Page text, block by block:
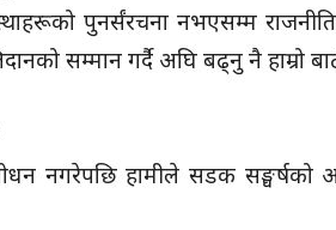
पुनर्संरचना नभएसम्म
सम्मान गर्दै अघि बढ्नु नै हाम्रो
नगरेपछि हामीले सडक सङ्घर्षको